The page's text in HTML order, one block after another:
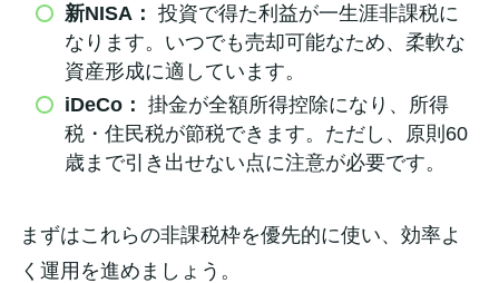
新NISA： 投資で得た利益が一生涯非課税に
なります。いつでも売却可能なため、柔軟な
資産形成に適しています。
iDeCo： 掛金が全額所得控除になり、所得
税・住民税が節税できます。ただし、原則60
歳まで引き出せない点に注意が必要です。
まずはこれらの非課税枠を優先的に使い、効率よ
く運用を進めましょう。